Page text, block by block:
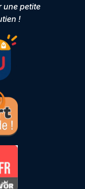
une petite
!